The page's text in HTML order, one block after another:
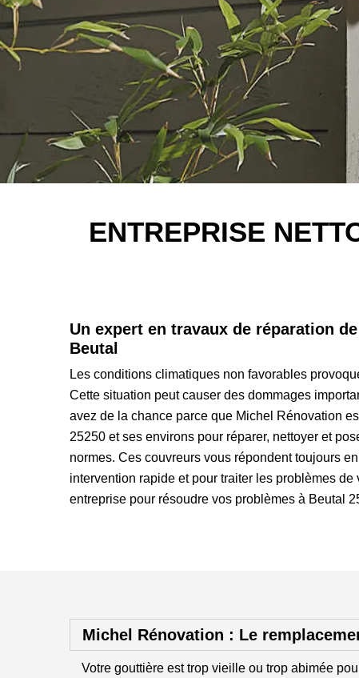
ENTREPRISE
Un expert en travaux de réparation
Beutal
Les conditions climatiques non favorables
Cette situation peut causer des dommages
avez de la chance parce que Michel Rénovation
25250 et ses environs pour réparer, nettoyer et
normes. Ces couvreurs vous répondent toujours
intervention rapide et pour traiter les problèmes
entreprise pour résoudre vos problèmes à Beutal
Michel Rénovation : Le
Votre gouttière est trop vieille ou trop abimée